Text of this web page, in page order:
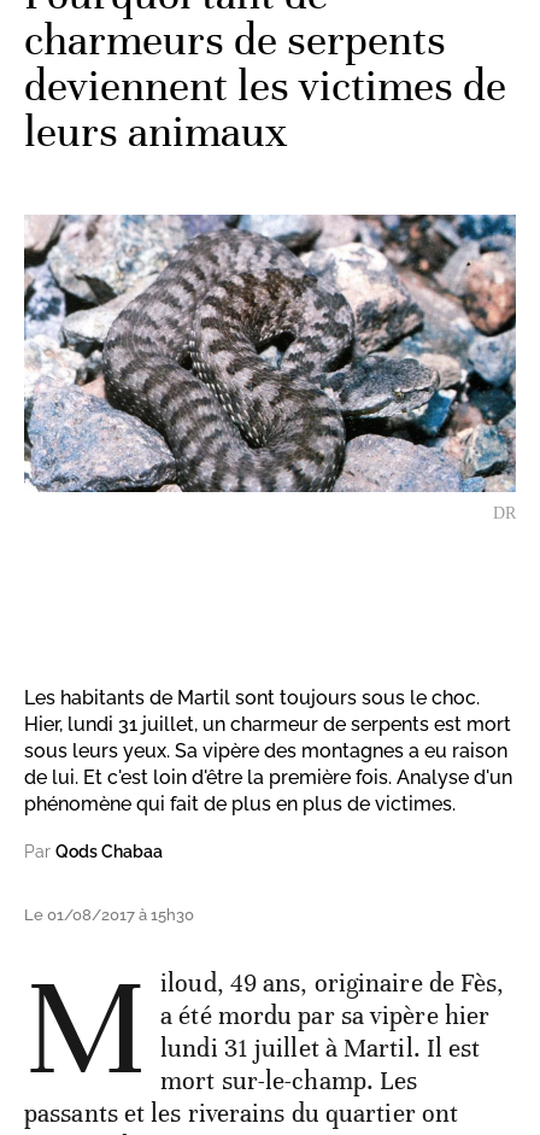
charmeurs de serpents
deviennent les victimes de
leurs animaux
DR
Les habitants de Martil sont toujours sous le choc.
Hier, lundi 31 juillet, un charmeur de serpents est mort
sous leurs yeux. Sa vipère des montagnes a eu raison
de lui. Et c'est loin d'être la première fois. Analyse d'un
phénomène qui fait de plus en plus de victimes.
Par Qods Chabaa
Le 01/08/2017 à 15h30
M
iloud, 49 ans, originaire de Fès,
a été mordu par sa vipère hier
lundi 31 juillet à Martil. Il est
mort sur-le-champ. Les
passants et les riverains du quartier ont